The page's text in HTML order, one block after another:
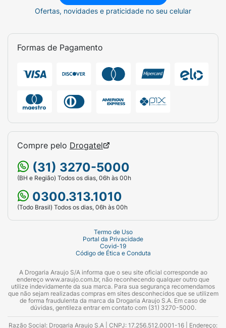
Ofertas, novidades e praticidade no seu celular
Formas de Pagamento
Compre pelo Drogatel
(31) 3270-5000
(BH e Região) Todos os dias, 06h às 00h
0300.313.1010
(Todo Brasil) Todos os dias, 06h às 00h
Termo de Uso
Portal da Privacidade
Covid-19
Código de Ética e Conduta
A Drogaria Araujo S/A informa que o seu site oficial corresponde ao
endereço www.araujo.com.br, não reconhecendo qualquer outro que
utilize indevidamente da sua marca. Para sua segurança recomendamos
que não sejam realizadas compras em sites desconhecidos que se utilizem
de forma fraudulenta da marca da Drogaria Araujo S.A. Em caso de
dúvidas, gentileza entrar em contato com (31) 3270-5000.
Razão Social: Drogaria Araujo S.A | CNPJ: 17.256.512.0001-16 | Endereço: